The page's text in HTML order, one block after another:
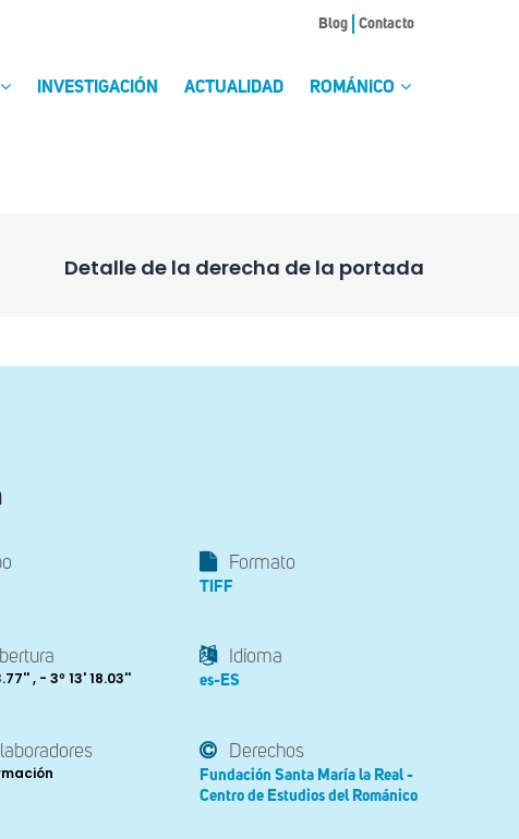
Blog Contacto
INVESTIGACIÓN ACTUALIDAD ROMÁNICO
Detalle de la derecha de la portada
Formato
TIFF
, - 3º 13' 18.03''
Idioma
es-ES
Derechos
Fundación Santa María la Real -
Centro de Estudios del Románico